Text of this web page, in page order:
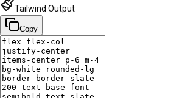
Tailwind Output
Copy